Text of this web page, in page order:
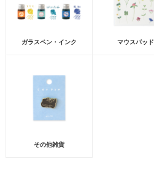
ガラスペン・インク マウスパッド
その他雑貨